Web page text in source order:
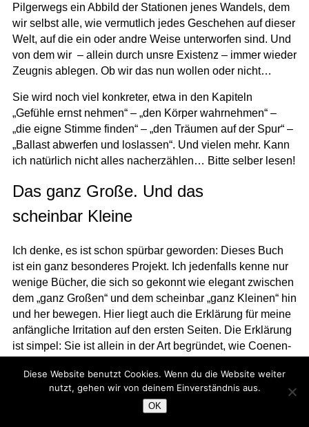
Pilgerwegs ein Abbild der Stationen jenes Wandels, dem
wir selbst alle, wie vermutlich jedes Geschehen auf dieser
Welt, auf die ein oder andre Weise unterworfen sind. Und
von dem wir – allein durch unsre Existenz – immer wieder
Zeugnis ablegen. Ob wir das nun wollen oder nicht…
Sie wird noch viel konkreter, etwa in den Kapiteln
„Gefühle ernst nehmen“ – „den Körper wahrnehmen“ –
„die eigne Stimme finden“ – „den Träumen auf der Spur“ –
„Ballast abwerfen und loslassen“. Und vielen mehr. Kann
ich natürlich nicht alles nacherzählen… Bitte selber lesen!
Das ganz Große. Und das
scheinbar Kleine
Ich denke, es ist schon spürbar geworden: Dieses Buch
ist ein ganz besonderes Projekt. Ich jedenfalls kenne nur
wenige Bücher, die sich so gekonnt wie elegant zwischen
dem „ganz Großen“ und dem scheinbar „ganz Kleinen“ hin
und her bewegen. Hier liegt auch die Erklärung für meine
anfängliche Irritation auf den ersten Seiten. Die Erklärung
ist simpel: Sie ist allein in der Art begründet, wie Coenen-
so sehr verinnerlicht und gleichzeitig ein so breites
Fachwissen wie persönlich ausgereifte Statements, dass
die notwendige Linearität eines Buches all diesen
Diese Website benutzt Cookies. Wenn du die Website weiter
nutzt, gehen wir von deinem Einverständnis aus.
OK